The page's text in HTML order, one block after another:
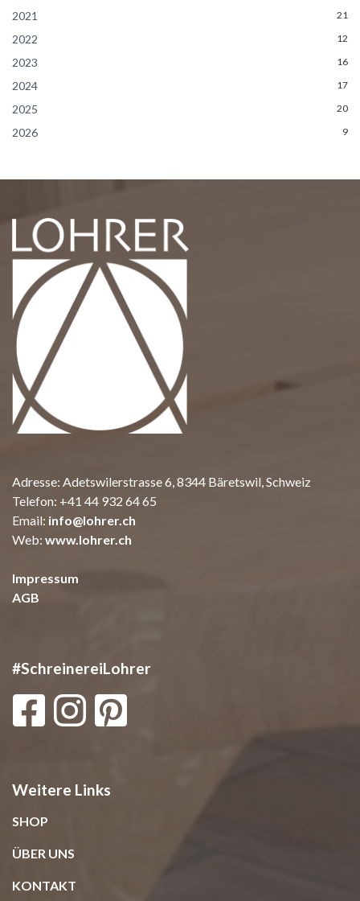
2021 21
2022 12
2023 16
2024 17
2025 20
2026 9
Adresse: Adetswilerstrasse 6, 8344 Bäretswil, Schweiz
Telefon: +41 44 932 64 65
Email: info@lohrer.ch
Web: www.lohrer.ch
Impressum
AGB
#SchreinereiLohrer
Weitere Links
SHOP
ÜBER UNS
KONTAKT